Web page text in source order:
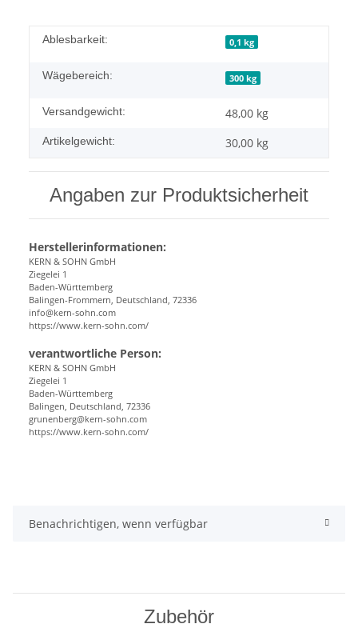
Ablesbarkeit: 0,1 kg
Wägebereich: 300 kg
Versandgewicht: 48,00 kg
Artikelgewicht: 30,00 kg
Angaben zur Produktsicherheit
Herstellerinformationen:
KERN & SOHN GmbH
Ziegelei 1
Baden-Württemberg
Balingen-Frommern, Deutschland, 72336
info@kern-sohn.com
https://www.kern-sohn.com/
verantwortliche Person:
KERN & SOHN GmbH
Ziegelei 1
Baden-Württemberg
Balingen, Deutschland, 72336
grunenberg@kern-sohn.com
https://www.kern-sohn.com/
Benachrichtigen, wenn verfügbar
Zubehör